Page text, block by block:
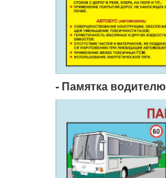
- Памятка водителю